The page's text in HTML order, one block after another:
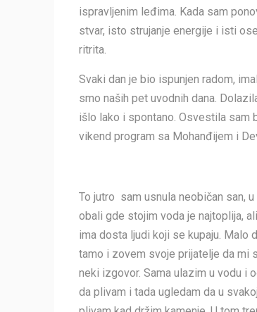
ispravljenim leđima. Kada sam
stvar, isto strujanje energije i isti
ritrita.
Svaki dan je bio ispunjen radom,
smo naših pet uvodnih dana.
išlo lako i spontano. Osvestila sam
vikend program sa Mohanđijem i
To jutro sam usnula neobičan san,
obali gde stojim voda je najtoplija,
ima dosta ljudi koji se kupaju. Malo
tamo i zovem svoje prijatelje da mi
neki izgovor. Sama ulazim u vodu i
da plivam i tada ugledam da u